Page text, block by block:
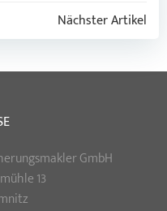
Nächster Artikel
GmbH
13